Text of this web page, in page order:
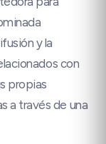
y la
con
propias
a través de una